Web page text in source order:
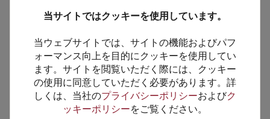
梱包数 20
製品カテゴリー Logic
製品サブカテゴリー Programmable Logic
製品グループ PLDs/CPLDs
HTSコード 8542.39.0060
当サイトではクッキーを使用しています。
当ウェブサイトでは、サイトの機能およびパフ
ォーマンス向上を目的にクッキーを使用してい
ます。サイトを閲覧いただく際には、クッキー
の使用に同意していただく必要があります。詳
しくは、当社のプライバシーポリシーおよびク
ッキーポリシーをご覧ください。